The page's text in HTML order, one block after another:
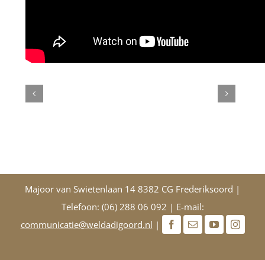
Majoor van Swietenlaan 14 8382 CG Frederiksoord |
Telefoon: (06) 288 06 092 | E-mail:
communicatie@weldadigoord.nl |